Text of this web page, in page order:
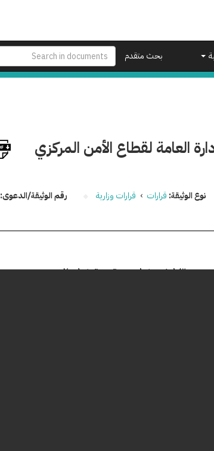
بحث متقدم
العامة لقطاع الأمن المركزي
نوع الوثيقة: قرارات › قرارات وزارية رقم الوثيقة/الدعوى: